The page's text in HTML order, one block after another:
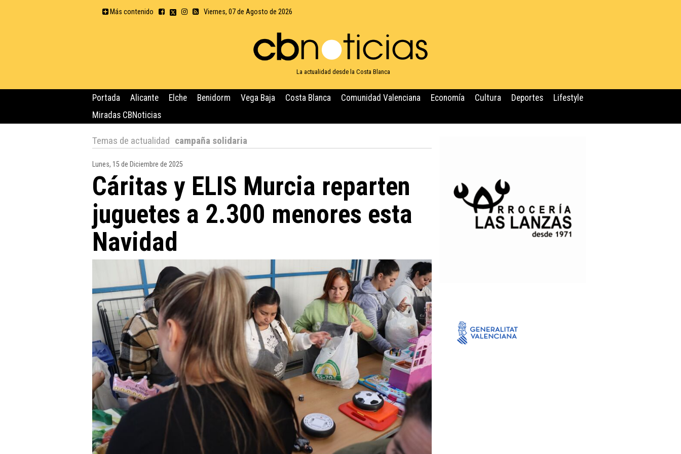
Más contenido Viernes, 07 de Agosto de 2026
La actualidad desde la Costa Blanca
Portada Alicante Elche Benidorm Vega Baja Costa Blanca Comunidad Valenciana Economía Cultura Deportes
Lifestyle
Miradas CBNoticias
Temas de actualidad campaña solidaria
Lunes, 15 de Diciembre de 2025
Cáritas y ELIS Murcia reparten
juguetes a 2.300 menores esta
Navidad